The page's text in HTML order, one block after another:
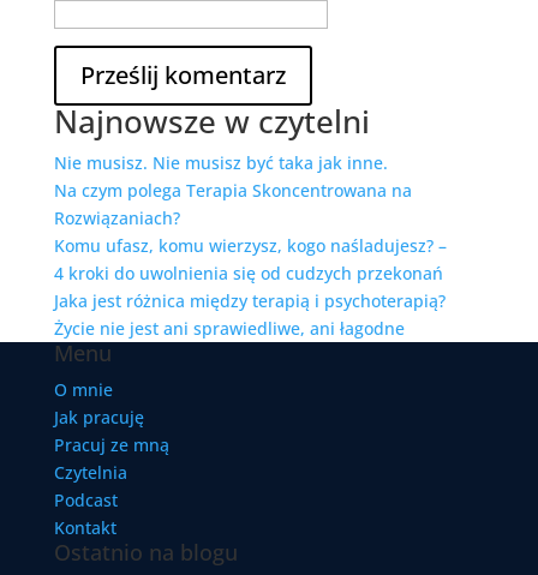
Najnowsze w czytelni
Nie musisz. Nie musisz być taka jak inne.
Na czym polega Terapia Skoncentrowana na
Rozwiązaniach?
Komu ufasz, komu wierzysz, kogo naśladujesz? –
4 kroki do uwolnienia się od cudzych przekonań
Jaka jest różnica między terapią i psychoterapią?
Życie nie jest ani sprawiedliwe, ani łagodne
Menu
O mnie
Jak pracuję
Pracuj ze mną
Czytelnia
Podcast
Kontakt
Ostatnio na blogu